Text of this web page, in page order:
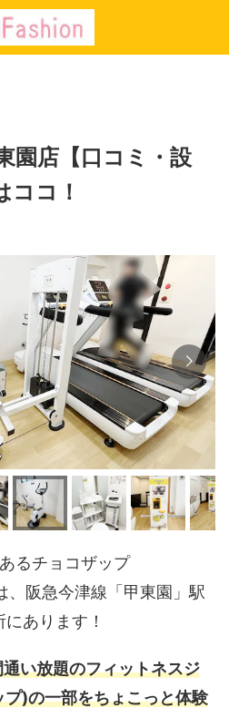
園店【口コミ・設
ココ！
るチョコザップ
阪急今津線「甲東園」駅
あります！
い放題のフィットネスジ
)の一部をちょこっと体験